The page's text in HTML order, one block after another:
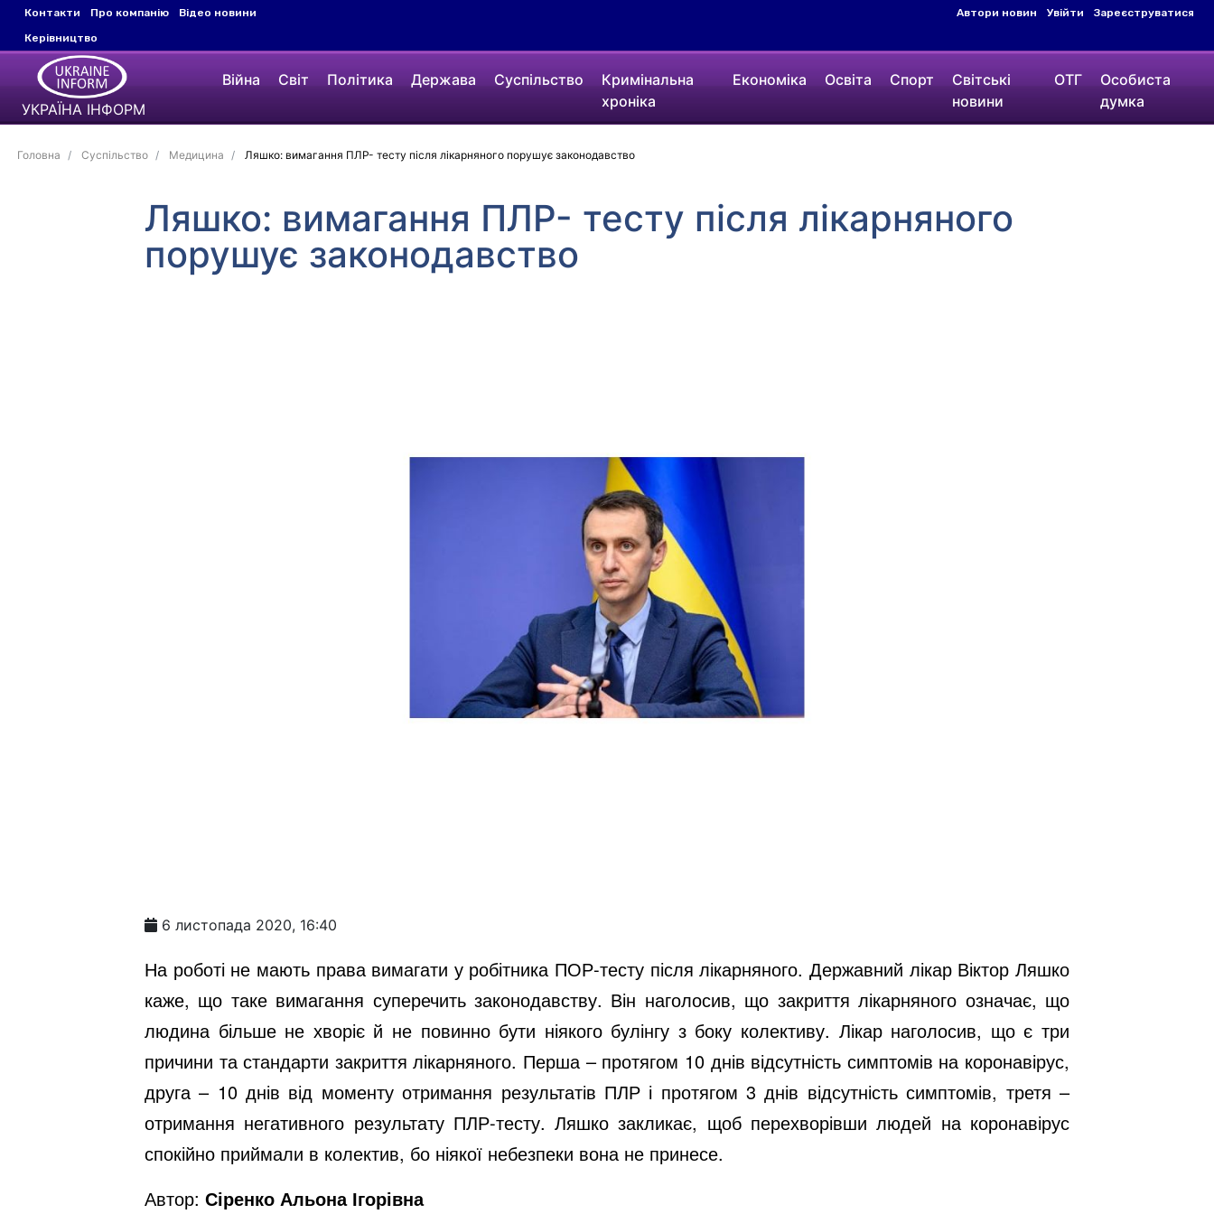
Контакти Про компанію
Відео новини
Керівництво
Автори новин Увійти Зареєструватися
УКРАЇНА ІНФОРМ
Війна Світ Політика Держава Суспільство
Кримінальна
хроніка
Економіка Освіта Спорт
Світські
новини
ОТГ
Особиста
думка
Головна Суспільство Медицина Ляшко: вимагання ПЛР- тесту після лікарняного порушує законодавство
Ляшко: вимагання ПЛР- тесту після лікарняного
порушує законодавство
6 листопада 2020, 16:40
На роботі не мають права вимагати у робітника ПОР-тесту після лікарняного. Державний лікар Віктор Ляшко
каже, що таке вимагання суперечить законодавству. Він наголосив, що закриття лікарняного означає, що
людина більше не хворіє й не повинно бути ніякого булінгу з боку колективу. Лікар наголосив, що є три
причини та стандарти закриття лікарняного. Перша – протягом 10 днів відсутність симптомів на коронавірус,
друга – 10 днів від моменту отримання результатів ПЛР і протягом 3 днів відсутність симптомів, третя –
отримання негативного результату ПЛР-тесту. Ляшко закликає, щоб перехворівши людей на коронавірус
спокійно приймали в колектив, бо ніякої небезпеки вона не принесе.
Автор: Сіренко Альона Ігорівна